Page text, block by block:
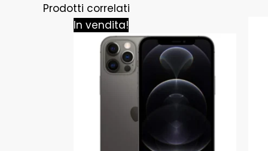
Prodotti correlati
In vendita!
Il
prezzo
originale
era:
439,00 €.
prezzo
attuale
è:
419,00 €.